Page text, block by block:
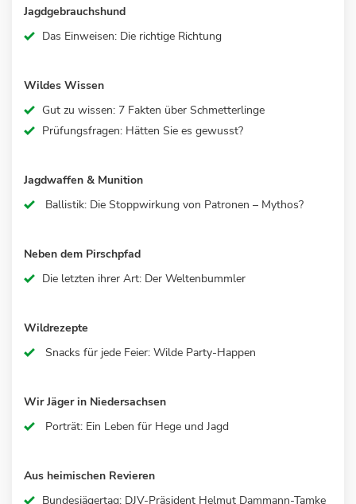
Jagdgebrauchshund
Das Einweisen: Die richtige Richtung
Wildes Wissen
Gut zu wissen: 7 Fakten über Schmetterlinge
Prüfungsfragen: Hätten Sie es gewusst?
Jagdwaffen & Munition
Ballistik: Die Stoppwirkung von Patronen – Mythos?
Neben dem Pirschpfad
Die letzten ihrer Art: Der Weltenbummler
Wildrezepte
Snacks für jede Feier: Wilde Party-Happen
Wir Jäger in Niedersachsen
Porträt: Ein Leben für Hege und Jagd
Aus heimischen Revieren
Bundesjägertag: DJV-Präsident Helmut Dammann-Tamke